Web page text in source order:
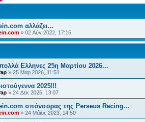
αλλάζει...
» 02 Αύγ 2022, 17:15
Ελληνες 25η Μαρτίου 2026...
» 25 Μαρ 2026, 11:51
2025!!!
» 24 Δεκ 2025, 13:07
σπόνσορας της Perseus Racing...
» 24 Μάιος 2023, 14:50